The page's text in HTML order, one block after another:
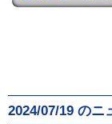
2024/07/19 のニ